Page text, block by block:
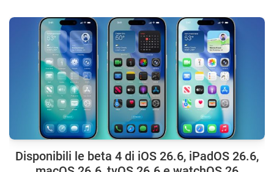
Disponibili le beta 4 di iOS 26.6, iPadOS 26.6,